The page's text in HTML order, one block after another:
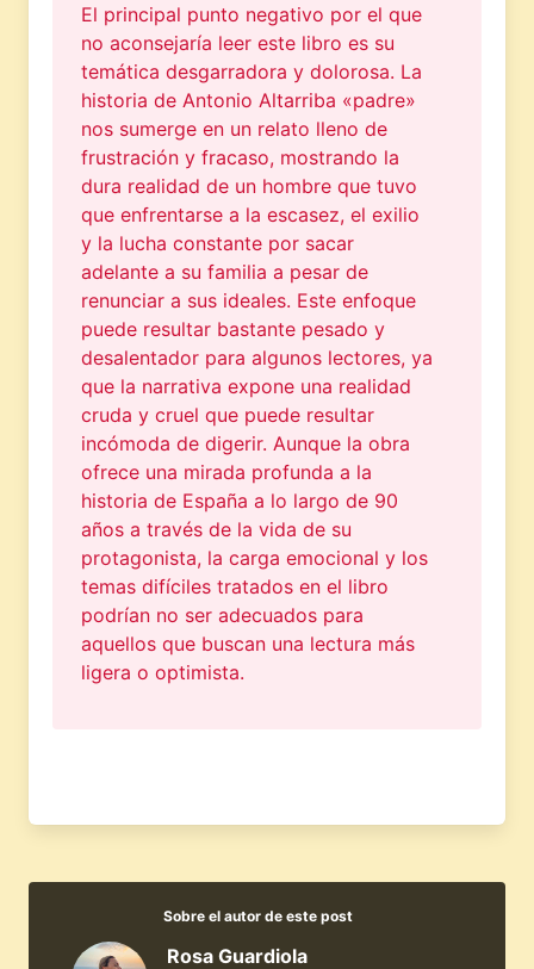
El principal punto negativo por el que
no aconsejaría leer este libro es su
temática desgarradora y dolorosa. La
historia de Antonio Altarriba «padre»
nos sumerge en un relato lleno de
frustración y fracaso, mostrando la
dura realidad de un hombre que tuvo
que enfrentarse a la escasez, el exilio
y la lucha constante por sacar
adelante a su familia a pesar de
renunciar a sus ideales. Este enfoque
puede resultar bastante pesado y
desalentador para algunos lectores, ya
que la narrativa expone una realidad
cruda y cruel que puede resultar
incómoda de digerir. Aunque la obra
ofrece una mirada profunda a la
historia de España a lo largo de 90
años a través de la vida de su
protagonista, la carga emocional y los
temas difíciles tratados en el libro
podrían no ser adecuados para
aquellos que buscan una lectura más
ligera o optimista.
Sobre el autor de este post
Rosa Guardiola